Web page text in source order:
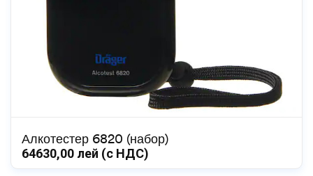
Алкотестер 6820 (набор)
64630,00 лей (с НДС)